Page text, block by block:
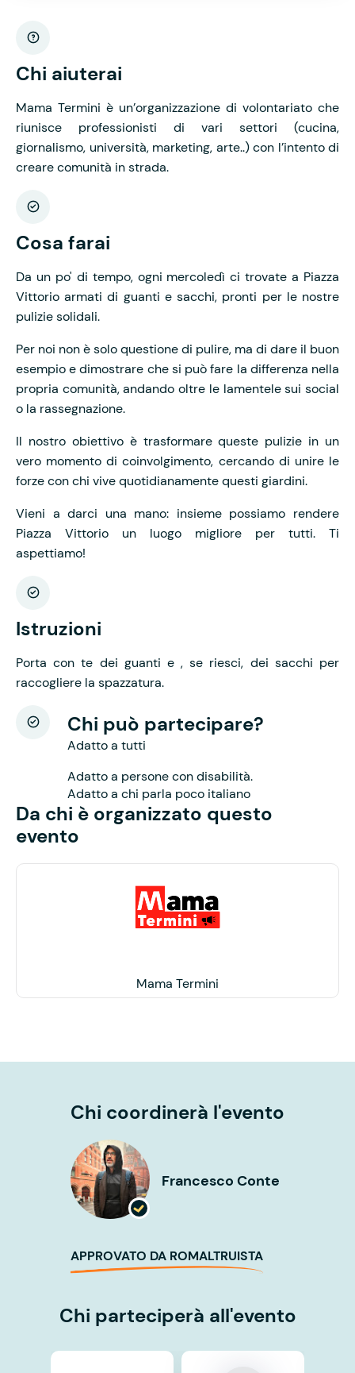
Chi aiuterai
Mama Termini è un’organizzazione di volontariato che
riunisce professionisti di vari settori (cucina,
giornalismo, università, marketing, arte..) con l’intento di
creare comunità in strada.
Cosa farai
Da un po' di tempo, ogni mercoledì ci trovate a Piazza
Vittorio armati di guanti e sacchi, pronti per le nostre
pulizie solidali.
Per noi non è solo questione di pulire, ma di dare il buon
esempio e dimostrare che si può fare la differenza nella
propria comunità, andando oltre le lamentele sui social
o la rassegnazione.
Il nostro obiettivo è trasformare queste pulizie in un
vero momento di coinvolgimento, cercando di unire le
forze con chi vive quotidianamente questi giardini.
Vieni a darci una mano: insieme possiamo rendere
Piazza Vittorio un luogo migliore per tutti. Ti
aspettiamo!
Istruzioni
Porta con te dei guanti e , se riesci, dei sacchi per
raccogliere la spazzatura.
Chi può partecipare?
Adatto a tutti
Adatto a persone con disabilità.
Adatto a chi parla poco italiano
Da chi è organizzato questo
evento
Mama Termini
Chi coordinerà l'evento
Francesco Conte
APPROVATO DA ROMALTRUISTA
Chi parteciperà all'evento